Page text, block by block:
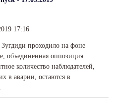
17:16
проходило на фоне
объединенная оппозиция
количество наблюдателей,
в аварии, остаются в